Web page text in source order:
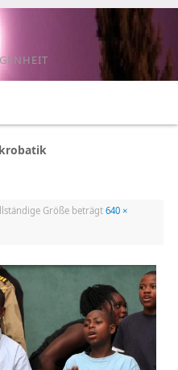
Größe beträgt640 ×